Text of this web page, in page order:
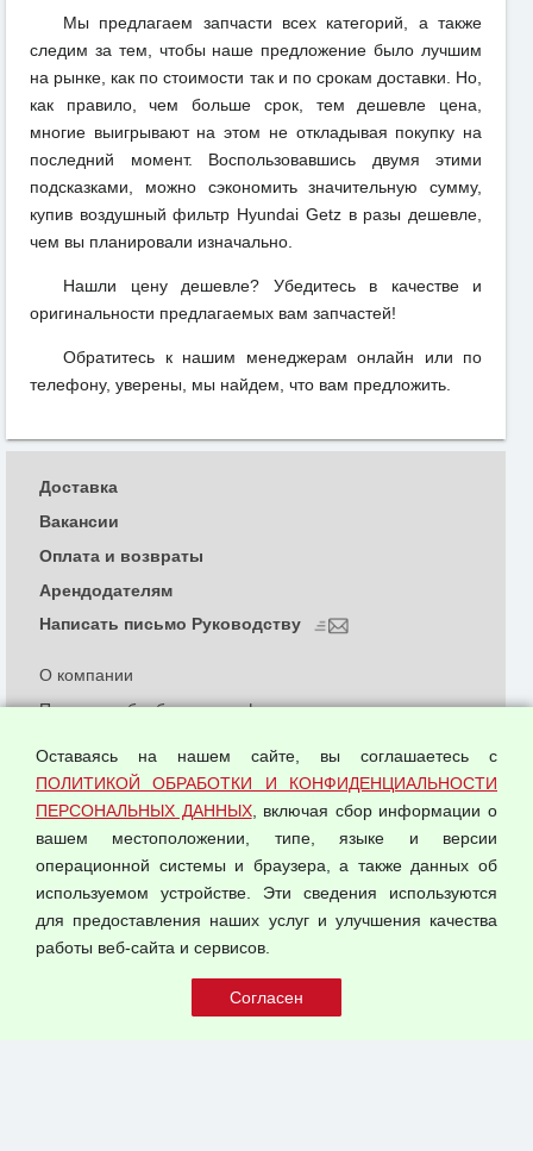
Мы предлагаем запчасти всех категорий, а также
следим за тем, чтобы наше предложение было лучшим
на рынке, как по стоимости так и по срокам доставки. Но,
как правило, чем больше срок, тем дешевле цена,
многие выигрывают на этом не откладывая покупку на
последний момент. Воспользовавшись двумя этими
подсказками, можно сэкономить значительную сумму,
купив воздушный фильтр Hyundai Getz в разы дешевле,
чем вы планировали изначально.
Нашли цену дешевле? Убедитесь в качестве и
оригинальности предлагаемых вам запчастей!
Обратитесь к нашим менеджерам онлайн или по
телефону, уверены, мы найдем, что вам предложить.
© 2026 ООО "Феникс"
О компании
Политика обработки и конфиденциальности
Согласием на обработку персональных данных
Оферта оптовой купли-продажи
Публичная оферта
Доставка
Вакансии
Оплата и возвраты
Арендодателям
Написать письмо Руководству
Оставаясь на нашем сайте, вы соглашаетесь с
ПОЛИТИКОЙ ОБРАБОТКИ И КОНФИДЕНЦИАЛЬНОСТИ
ПЕРСОНАЛЬНЫХ ДАННЫХ, включая сбор информации о
вашем местоположении, типе, языке и версии
операционной системы и браузера, а также данных об
используемом устройстве. Эти сведения используются
для предоставления наших услуг и улучшения качества
работы веб-сайта и сервисов.